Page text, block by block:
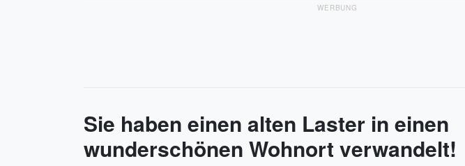
WERBUNG
Sie haben einen alten Laster in einen
wunderschönen Wohnort verwandelt!